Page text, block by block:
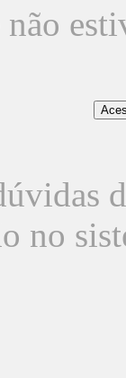
não
no